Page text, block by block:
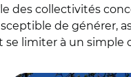
des collectivités
de générer,
se limiter à un simple